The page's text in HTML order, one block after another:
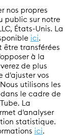
nos propres
public sur notre
États-Unis. La
ici.
être transférées
à la
de plus
d'ajuster vos
utilisons les
le cadre de
La
d'analyser
statistique.
ici.